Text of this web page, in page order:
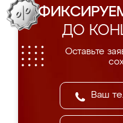
ДО
Оставьте